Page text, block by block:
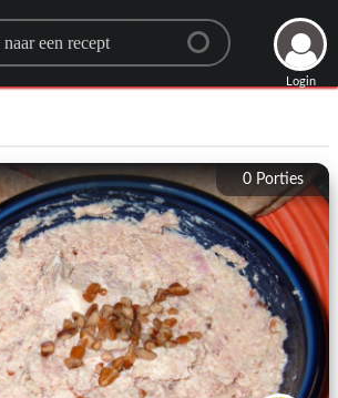
for a recipe
Login
0 Porties